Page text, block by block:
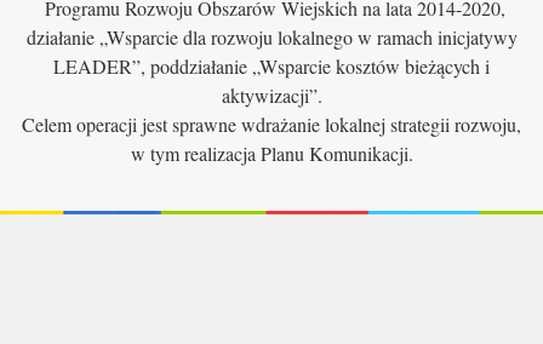
Programu Rozwoju Obszarów Wiejskich na lata 2014-2020,
działanie „Wsparcie dla rozwoju lokalnego w ramach inicjatywy
LEADER”, poddziałanie „Wsparcie kosztów bieżących i
aktywizacji”.
Celem operacji jest sprawne wdrażanie lokalnej strategii rozwoju,
w tym realizacja Planu Komunikacji.